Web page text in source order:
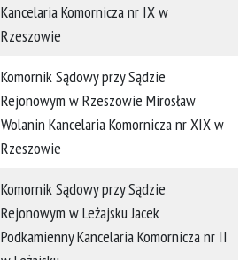
Kancelaria Komornicza nr IX w
Rzeszowie
Komornik Sądowy przy Sądzie
Rejonowym w Rzeszowie Mirosław
Wolanin Kancelaria Komornicza nr XIX w
Rzeszowie
Komornik Sądowy przy Sądzie
Rejonowym w Leżajsku Jacek
Podkamienny Kancelaria Komornicza nr II